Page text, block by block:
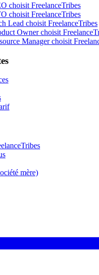
choisit FreelanceTribes
choisit FreelanceTribes
Lead choisit FreelanceTribes
Owner choisit
Manager choisit
mère)